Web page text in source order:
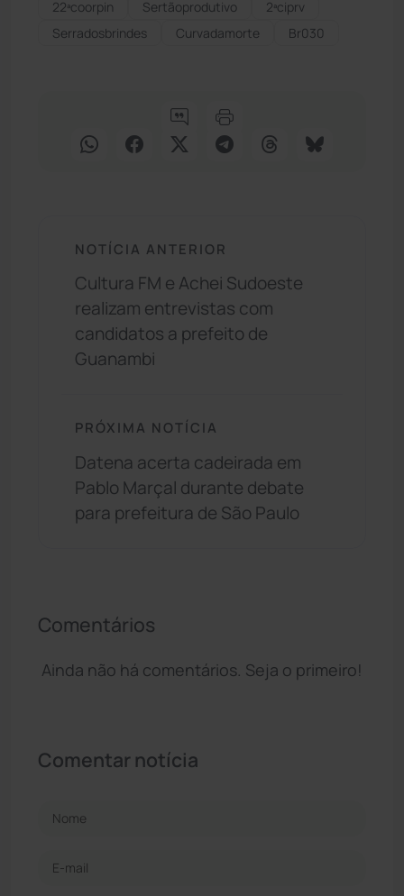
22ªcoorpin Sertãoprodutivo
2ªciprv
Serradosbrindes
Curvadamorte Br030
NOTÍCIA ANTERIOR
Cultura FM e Achei Sudoeste
realizam entrevistas com
candidatos a prefeito de
Guanambi
PRÓXIMA NOTÍCIA
Datena acerta cadeirada em
Pablo Marçal durante debate
para prefeitura de São Paulo
Comentários
Ainda não há comentários. Seja o primeiro!
Comentar notícia